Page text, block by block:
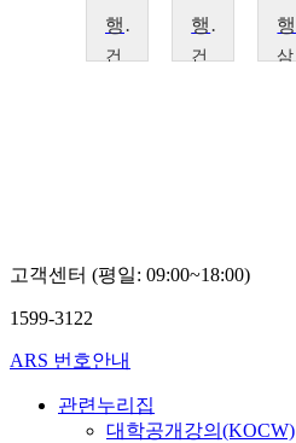
행정학개론
건
행정학개론
건
삼
고객센터 (평일: 09:00~18:00)
1599-3122
ARS 번호안내
관련누리집
대학공개강의(KOCW)